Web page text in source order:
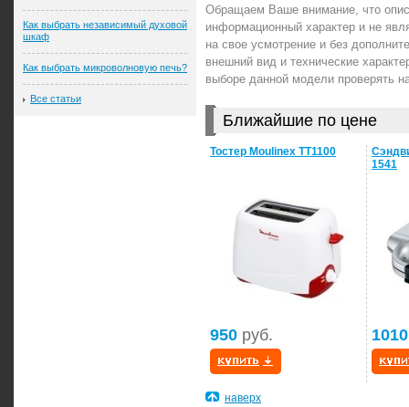
Обращаем Ваше внимание, что
информационный характер и не
на свое усмотрение и без
внешний вид и технические
выборе данной модели проверять
Ближайшие по цене
Тостер Moulinex TT1100
950 руб.
1541
1010
наверх
Как выбрать независимый духовой
шкаф
Как выбрать микроволновую печь?
Все статьи